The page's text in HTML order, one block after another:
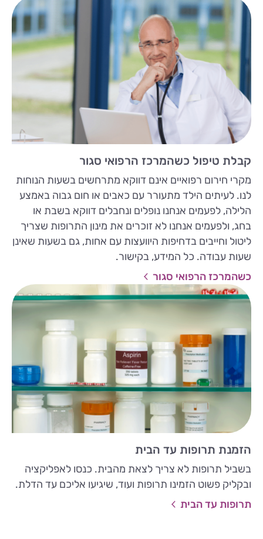
קבלת טיפול כשהמרכז הרפואי סגור
מקרי חירום רפואיים אינם דווקא מתרחשים בשעות הנוחות
לנו. לעיתים הילד מתעורר עם כאבים או חום גבוה באמצע
הלילה, לפעמים אנחנו נופלים ונחבלים דווקא בשבת או
בחג, ולפעמים אנחנו לא זוכרים את מינון התרופות שצריך
ליטול וחייבים בדחיפות היוועצות עם אחות, גם בשעות שאינן
שעות עבודה. כל המידע, בקישור.
כשהמרכז הרפואי סגור
הזמנת תרופות עד הבית
בשביל תרופות לא צריך לצאת מהבית. כנסו לאפליקציה
ובקליק פשוט הזמינו תרופות ועוד, שיגיעו אליכם עד הדלת.
תרופות עד הבית